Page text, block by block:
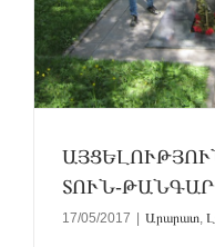
ՏՈՒՆ-
17/05/2017 Արարատ,